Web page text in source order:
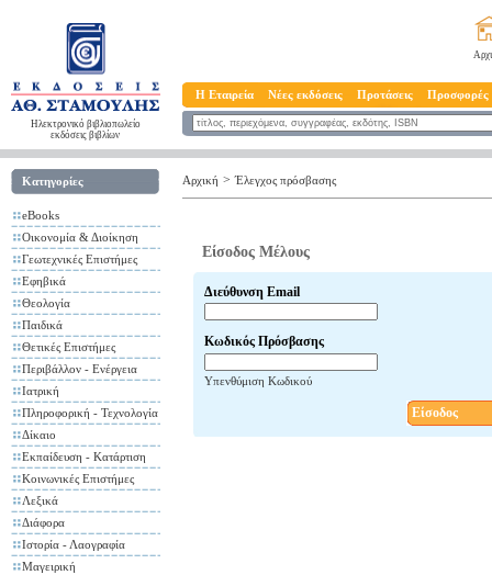
Ηλεκτρονικό βιβλιοπωλείο
εκδόσεις βιβλίων
Η Εταιρεία Νέες εκδόσεις Προτάσεις Προσφορές
Κατηγορίες
eBooks
Οικονομία & Διοίκηση
Γεωτεχνικές Επιστήμες
Εφηβικά
Θεολογία
Παιδικά
Θετικές Επιστήμες
Περιβάλλον - Ενέργεια
Ιατρική
Πληροφορική - Τεχνολογία
Δίκαιο
Εκπαίδευση - Κατάρτιση
Κοινωνικές Επιστήμες
Λεξικά
Διάφορα
Ιστορία - Λαογραφία
Μαγειρική
Αρχική > Έλεγχος πρόσβασης
Είσοδος Μέλους
Διεύθυνση Email
Κωδικός Πρόσβασης
Υπενθύμιση Κωδικού
Είσοδος